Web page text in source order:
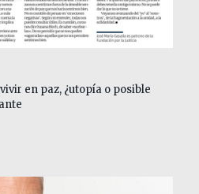
en paz, ¿utopía o posible